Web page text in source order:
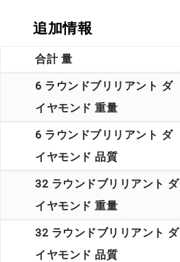
追加情報
合計 量
6 ラウンドブリリアント ダ
イヤモンド 重量
6 ラウンドブリリアント ダ
イヤモンド 品質
32 ラウンドブリリアント ダ
イヤモンド 重量
32 ラウンドブリリアント ダ
イヤモンド 品質